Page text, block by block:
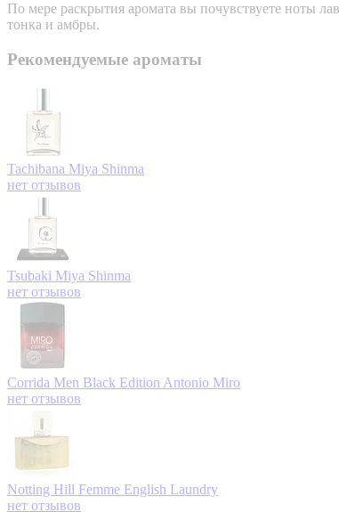
По мере раскрытия аромата вы почувствуете ноты
тонка и амбры.
Рекомендуемые ароматы
Tachibana Miya Shinma
нет отзывов
Tsubaki Miya Shinma
нет отзывов
Corrida Men Black Edition Antonio Miro
нет отзывов
Notting Hill Femme English Laundry
нет отзывов